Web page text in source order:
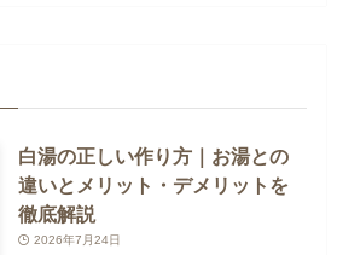
白湯の正しい作り方｜お湯との
違いとメリット・デメリットを
徹底解説
2026年7月24日